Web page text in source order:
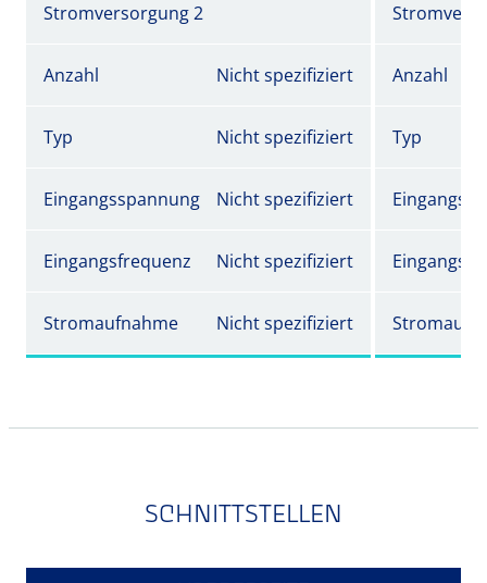
Stromversorgung 2
Anzahl Nicht spezifiziert Anzahl
Typ Nicht spezifiziert Typ
Eingangsspannung Nicht spezifiziert
Eingangsfrequenz Nicht spezifiziert
Stromaufnahme Nicht spezifiziert
SCHNITTSTELLEN